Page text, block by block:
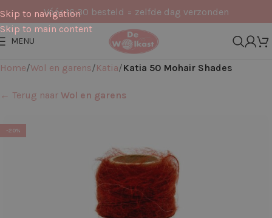
Skip to navigation
Skip to main content
Vóór 16:30 besteld = zelfde dag verzonden
MENU
Home Wol en garens Katia Katia 50 Mohair Shades
← Terug naar Wol en garens
-20%